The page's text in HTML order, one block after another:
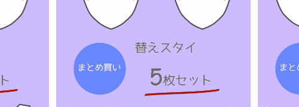
替えスタイ：まとめ買い5枚
¥3,870